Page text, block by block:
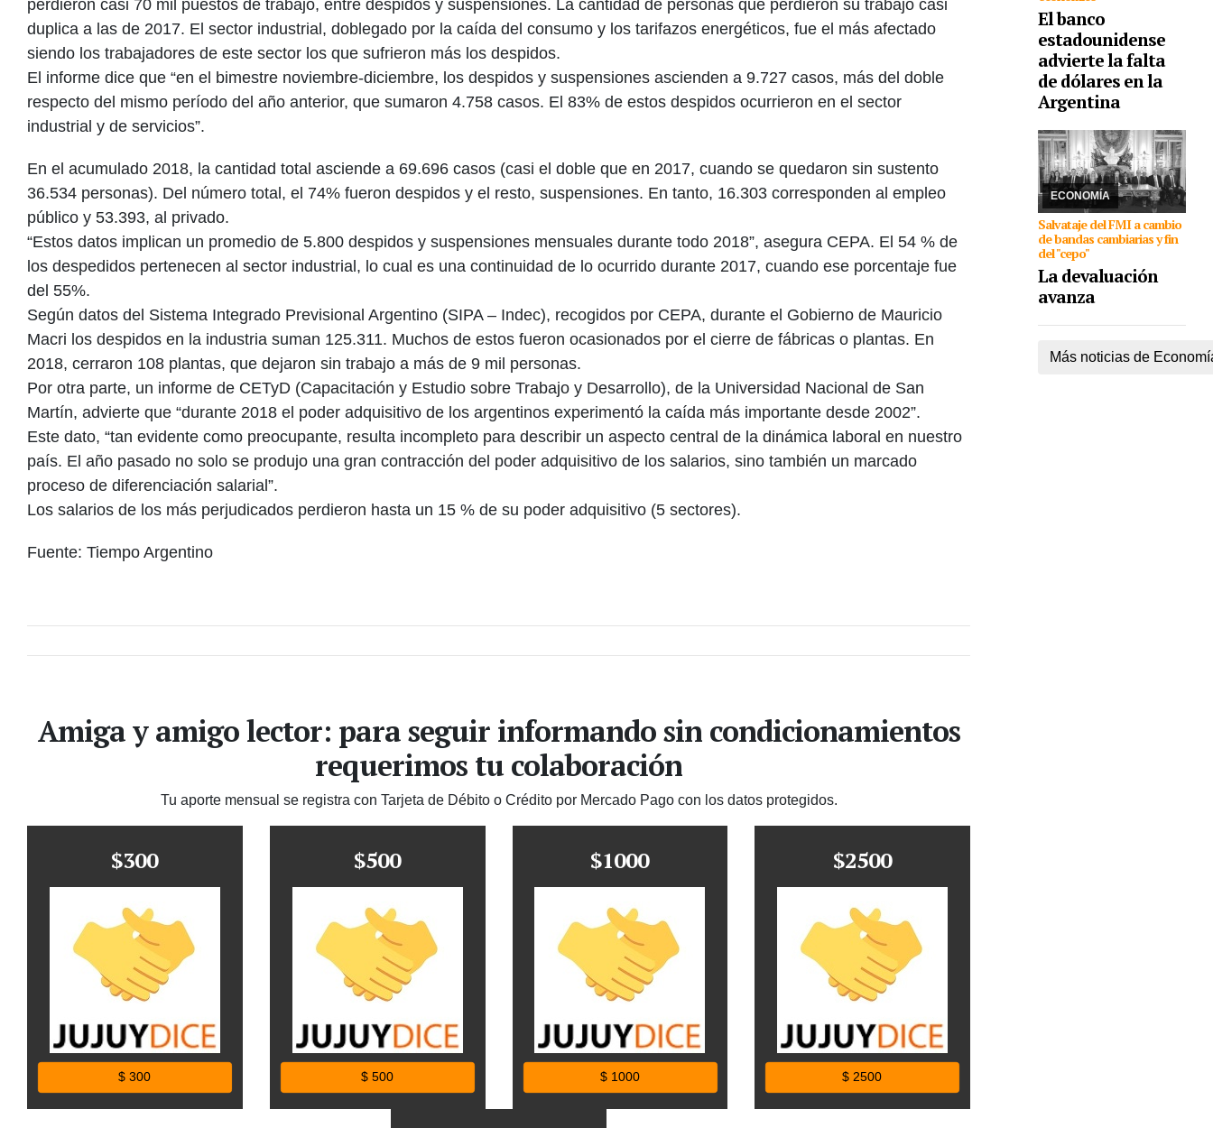
perdieron casi 70 mil puestos de trabajo, entre despidos y suspensiones. La cantidad de personas que perdieron su trabajo casi
duplica a las de 2017. El sector industrial, doblegado por la caída del consumo y los tarifazos energéticos, fue el más afectado
siendo los trabajadores de este sector los que sufrieron más los despidos.
El informe dice que “en el bimestre noviembre-diciembre, los despidos y suspensiones ascienden a 9.727 casos, más del doble
respecto del mismo período del año anterior, que sumaron 4.758 casos. El 83% de estos despidos ocurrieron en el sector
industrial y de servicios”.
En el acumulado 2018, la cantidad total asciende a 69.696 casos (casi el doble que en 2017, cuando se quedaron sin sustento
36.534 personas). Del número total, el 74% fueron despidos y el resto, suspensiones. En tanto, 16.303 corresponden al empleo
público y 53.393, al privado.
“Estos datos implican un promedio de 5.800 despidos y suspensiones mensuales durante todo 2018”, asegura CEPA. El 54 % de
los despedidos pertenecen al sector industrial, lo cual es una continuidad de lo ocurrido durante 2017, cuando ese porcentaje fue
del 55%.
Según datos del Sistema Integrado Previsional Argentino (SIPA – Indec), recogidos por CEPA, durante el Gobierno de Mauricio
Macri los despidos en la industria suman 125.311. Muchos de estos fueron ocasionados por el cierre de fábricas o plantas. En
2018, cerraron 108 plantas, que dejaron sin trabajo a más de 9 mil personas.
Por otra parte, un informe de CETyD (Capacitación y Estudio sobre Trabajo y Desarrollo), de la Universidad Nacional de San
Martín, advierte que “durante 2018 el poder adquisitivo de los argentinos experimentó la caída más importante desde 2002”.
Este dato, “tan evidente como preocupante, resulta incompleto para describir un aspecto central de la dinámica laboral en nuestro
país. El año pasado no solo se produjo una gran contracción del poder adquisitivo de los salarios, sino también un marcado
proceso de diferenciación salarial”.
Los salarios de los más perjudicados perdieron hasta un 15 % de su poder adquisitivo (5 sectores).
Fuente: Tiempo Argentino
Amiga y amigo lector: para seguir informando sin condicionamientos
requerimos tu colaboración
Tu aporte mensual se registra con Tarjeta de Débito o Crédito por Mercado Pago con los datos protegidos.
$300
$ 300
$500
$ 500
$1000
$ 1000
$2500
$ 2500
El banco
estadounidense
advierte la falta
de dólares en la
Argentina
ECONOMÍA
Salvataje del FMI a cambio
de bandas cambiarias y fin
del "cepo"
La devaluación
avanza
12/04/2025 El Gobierno
recibirá un paquete de
dólares que Milei
nacional y prometió más
ajuste fiscal para este
año. Se levanta el cepo,
el m ...
Más noticias de